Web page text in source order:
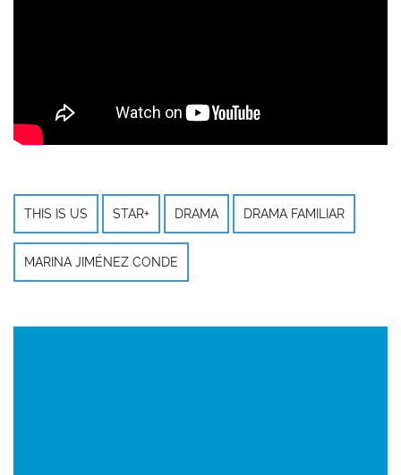
THIS IS US STAR+ DRAMA DRAMA FAMILIAR
MARINA JIMÉNEZ CONDE